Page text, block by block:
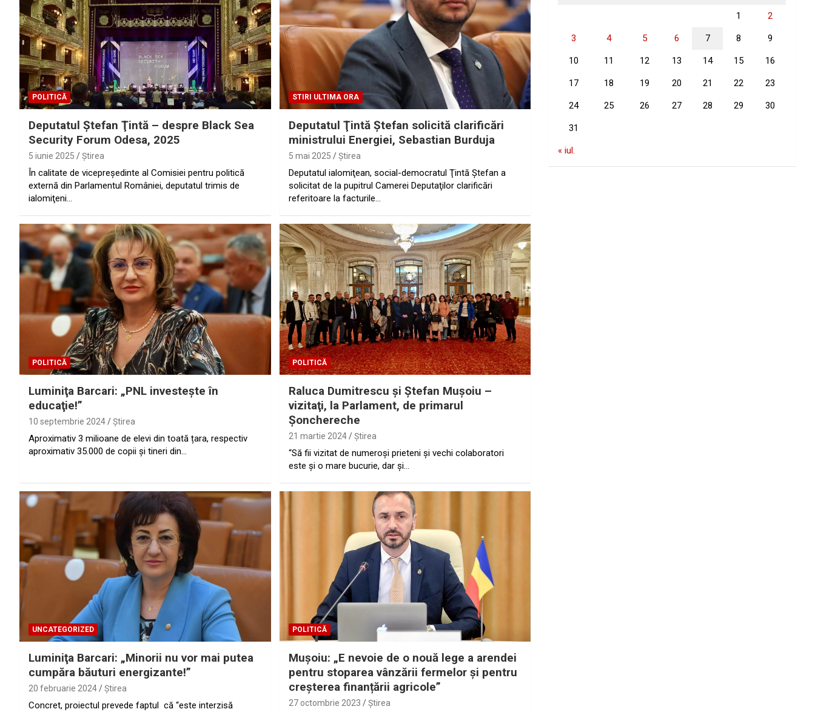
POLITICĂ
Deputatul Ştefan Ţintă – despre Black Sea
Security Forum Odesa, 2025
5 iunie 2025 Ştirea
În calitate de vicepreședinte al Comisiei pentru politică
externă din Parlamentul României, deputatul trimis de
ialomiţeni…
STIRI ULTIMA ORA
Deputatul Ţintă Ştefan solicită clarificări
ministrului Energiei, Sebastian Burduja
5 mai 2025 Ştirea
Deputatul ialomiţean, social-democratul Ţintă Ştefan a
solicitat de la pupitrul Camerei Deputaţilor clarificări
referitoare la facturile…
POLITICĂ
Luminiţa Barcari: „PNL investeşte în
educaţie!”
10 septembrie 2024 Ştirea
Aproximativ 3 milioane de elevi din toată țara, respectiv
aproximativ 35.000 de copii și tineri din…
POLITICĂ
Raluca Dumitrescu şi Ştefan Muşoiu –
vizitaţi, la Parlament, de primarul
Şonchereche
21 martie 2024 Ştirea
“Să fii vizitat de numeroși prieteni și vechi colaboratori
este și o mare bucurie, dar și…
UNCATEGORIZED
Luminiţa Barcari: „Minorii nu vor mai putea
cumpăra băuturi energizante!”
20 februarie 2024 Ştirea
Concret, proiectul prevede faptul că “este interzisă
POLITICĂ
Muşoiu: „E nevoie de o nouă lege a arendei
pentru stoparea vânzării fermelor și pentru
creșterea finanțării agricole”
27 octombrie 2023 Ştirea
1 2
3 4 5 6 7 8 9
10 11 12 13 14 15 16
17 18 19 20 21 22 23
24 25 26 27 28 29 30
31
« iul.